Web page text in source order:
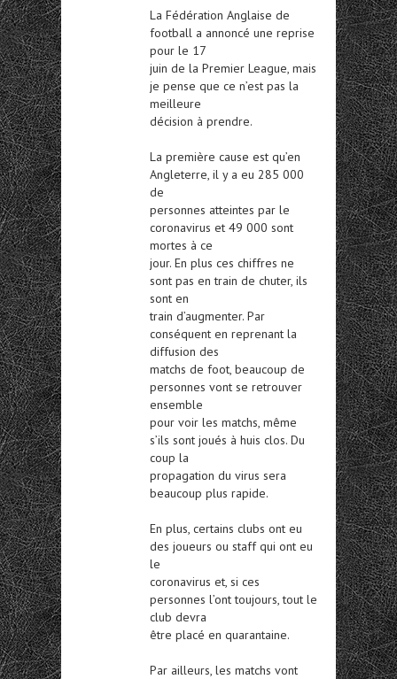
La Fédération Anglaise de
football a annoncé une reprise
pour le 17
juin de la Premier League, mais
je pense que ce n’est pas la
meilleure
décision à prendre.
La première cause est qu’en
Angleterre, il y a eu 285 000
de
personnes atteintes par le
coronavirus et 49 000 sont
mortes à ce
jour. En plus ces chiffres ne
sont pas en train de chuter, ils
sont en
train d’augmenter. Par
conséquent en reprenant la
diffusion des
matchs de foot, beaucoup de
personnes vont se retrouver
ensemble
pour voir les matchs, même
s’ils sont joués à huis clos. Du
coup la
propagation du virus sera
beaucoup plus rapide.
En plus, certains clubs ont eu
des joueurs ou staff qui ont eu
le
coronavirus et, si ces
personnes l’ont toujours, tout le
club devra
être placé en quarantaine.
Par ailleurs, les matchs vont